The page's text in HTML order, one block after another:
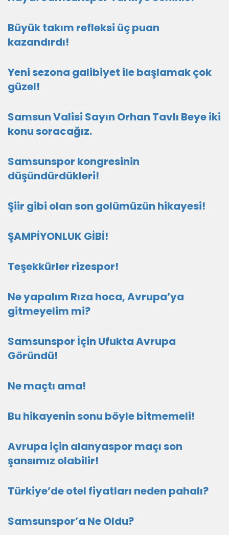
Büyük takım refleksi üç puan
kazandırdı!
Yeni sezona galibiyet ile başlamak çok
güzel!
Samsun Valisi Sayın Orhan Tavlı Beye iki
konu soracağız.
Samsunspor kongresinin
düşündürdükleri!
Şiir gibi olan son golümüzün hikayesi!
ŞAMPİYONLUK GİBİ!
Teşekkürler rizespor!
Ne yapalım Rıza hoca, Avrupa’ya
gitmeyelim mi?
Samsunspor İçin Ufukta Avrupa
Göründü!
Ne maçtı ama!
Bu hikayenin sonu böyle bitmemeli!
Avrupa için alanyaspor maçı son
şansımız olabilir!
Türkiye’de otel fiyatları neden pahalı?
Samsunspor’a Ne Oldu?